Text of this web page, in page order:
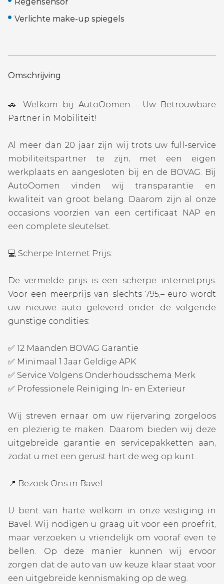
Verlichte make-up spiegels
Omschrijving
🚗 Welkom bij AutoOomen - Uw Betrouwbare
Partner in Mobiliteit!
Al meer dan 20 jaar zijn wij trots uw full-service
mobiliteitspartner te zijn, met een eigen
werkplaats en aangesloten bij en de BOVAG. Bij
AutoOomen vinden wij transparantie en
kwaliteit van groot belang. Daarom zijn al onze
occasions voorzien van een certificaat NAP en
een complete sleutelset.
💻 Scherpe Internet Prijs:
De vermelde prijs is een scherpe internetprijs.
Voor een meerprijs van slechts 795,– euro wordt
uw nieuwe auto geleverd onder de volgende
gunstige condities:
✅ 12 Maanden BOVAG Garantie
✅ Minimaal 1 Jaar Geldige APK
✅ Service Volgens Onderhoudsschema Merk
✅ Professionele Reiniging In- en Exterieur
Wij streven ernaar om uw rijervaring zorgeloos
en plezierig te maken. Daarom bieden wij deze
uitgebreide garantie en servicepakketten aan,
zodat u met een gerust hart de weg op kunt.
📍 Bezoek Ons in Bavel:
U bent van harte welkom in onze vestiging in
Bavel. Wij nodigen u graag uit voor een proefrit,
maar verzoeken u vriendelijk om vooraf even te
bellen. Op deze manier kunnen wij ervoor
zorgen dat de auto van uw keuze klaar staat voor
een uitgebreide kennismaking op de weg.